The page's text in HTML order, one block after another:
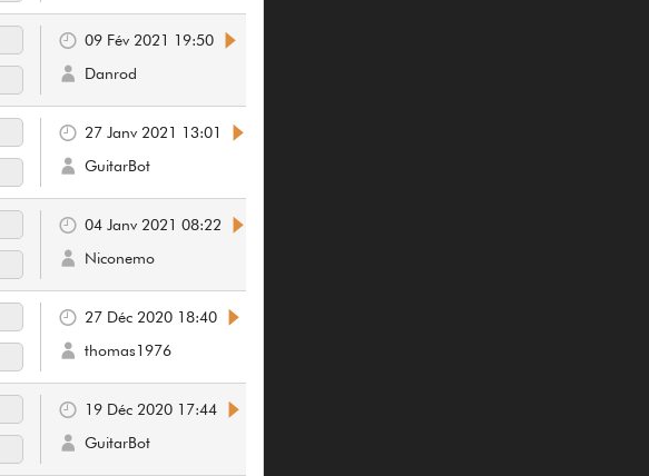
09 Fév 2021 19:50
Danrod
27 Janv 2021 13:01
GuitarBot
04 Janv 2021 08:22
Niconemo
27 Déc 2020 18:40
thomas1976
19 Déc 2020 17:44
GuitarBot